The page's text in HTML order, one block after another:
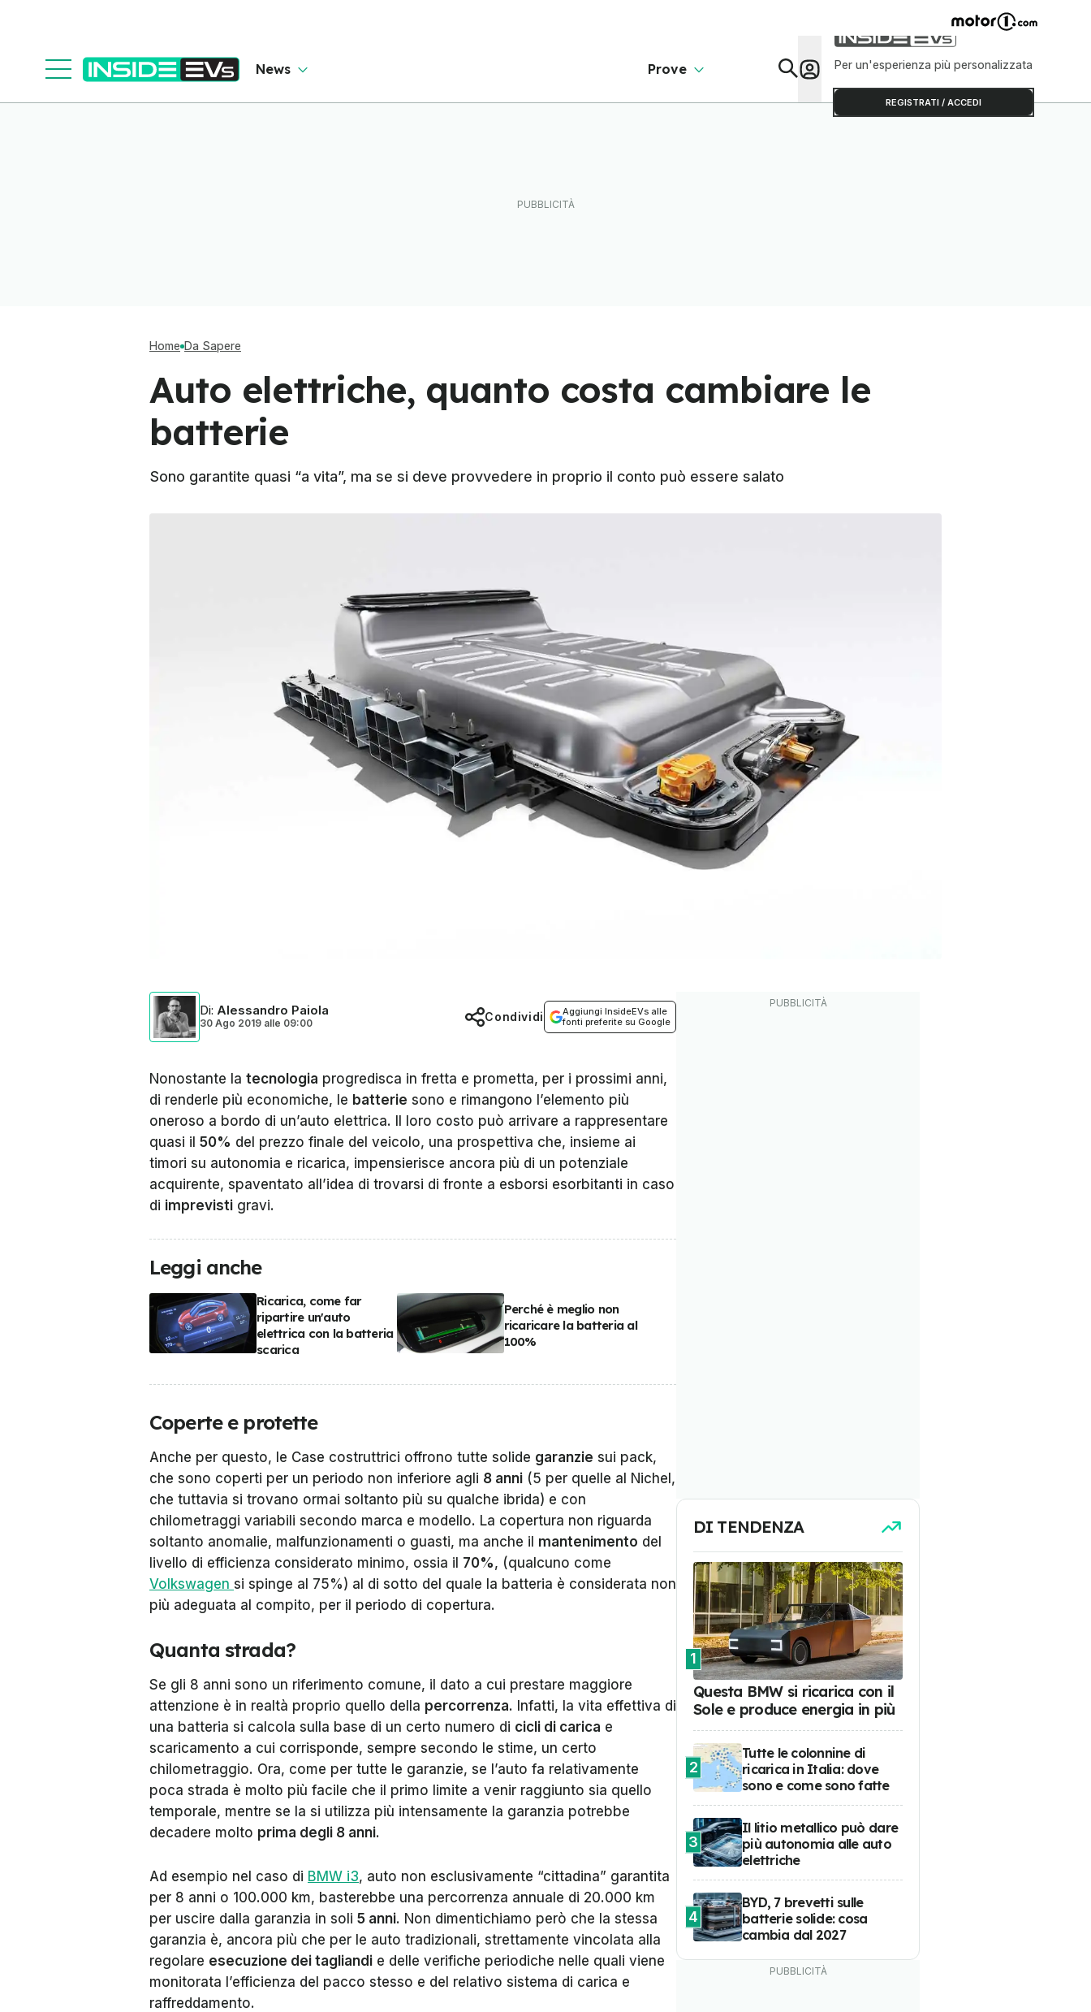
News Prove Per un'esperienza più personalizzata
REGISTRATI / ACCEDI
Home Da Sapere
Auto elettriche, quanto costa cambiare le
batterie
Sono garantite quasi “a vita”, ma se si deve provvedere in proprio il conto può essere salato
Di: Alessandro Paiola
30 Ago 2019 alle 09:00
Aggiungi InsideEVs alle
fonti preferite su Google
Condividi
Nonostante la tecnologia progredisca in fretta e prometta, per i prossimi anni,
di renderle più economiche, le batterie sono e rimangono l’elemento più
oneroso a bordo di un’auto elettrica. Il loro costo può arrivare a rappresentare
quasi il 50% del prezzo finale del veicolo, una prospettiva che, insieme ai
timori su autonomia e ricarica, impensierisce ancora più di un potenziale
acquirente, spaventato all’idea di trovarsi di fronte a esborsi esorbitanti in caso
di imprevisti gravi.
Leggi anche
Ricarica, come far
ripartire un'auto
elettrica con la batteria
scarica
Perché è meglio non
ricaricare la batteria al
100%
Coperte e protette
Anche per questo, le Case costruttrici offrono tutte solide garanzie sui pack,
che sono coperti per un periodo non inferiore agli 8 anni (5 per quelle al Nichel,
che tuttavia si trovano ormai soltanto più su qualche ibrida) e con
chilometraggi variabili secondo marca e modello. La copertura non riguarda
soltanto anomalie, malfunzionamenti o guasti, ma anche il mantenimento del
livello di efficienza considerato minimo, ossia il 70%, (qualcuno come
Volkswagen si spinge al 75%) al di sotto del quale la batteria è considerata non
più adeguata al compito, per il periodo di copertura.
Quanta strada?
Se gli 8 anni sono un riferimento comune, il dato a cui prestare maggiore
attenzione è in realtà proprio quello della percorrenza. Infatti, la vita effettiva di
una batteria si calcola sulla base di un certo numero di cicli di carica e
scaricamento a cui corrisponde, sempre secondo le stime, un certo
chilometraggio. Ora, come per tutte le garanzie, se l’auto fa relativamente
poca strada è molto più facile che il primo limite a venir raggiunto sia quello
temporale, mentre se la si utilizza più intensamente la garanzia potrebbe
decadere molto prima degli 8 anni.
Ad esempio nel caso di BMW i3, auto non esclusivamente “cittadina” garantita
per 8 anni o 100.000 km, basterebbe una percorrenza annuale di 20.000 km
per uscire dalla garanzia in soli 5 anni. Non dimentichiamo però che la stessa
garanzia è, ancora più che per le auto tradizionali, strettamente vincolata alla
regolare esecuzione dei tagliandi e delle verifiche periodiche nelle quali viene
monitorata l’efficienza del pacco stesso e del relativo sistema di carica e
raffreddamento.
DI TENDENZA
1
Questa BMW si ricarica con il
Sole e produce energia in più
2
Tutte le colonnine di
ricarica in Italia: dove
sono e come sono fatte
3
Il litio metallico può dare
più autonomia alle auto
elettriche
4
BYD, 7 brevetti sulle
batterie solide: cosa
cambia dal 2027